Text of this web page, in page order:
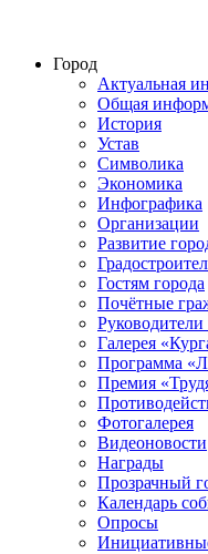
Город
Актуальная
Общая
История
Устав
Символика
Экономика
Инфографика
Организации
Развитие
Гостям города
Почётные
Руководители
Галерея
Программа
Премия
Фотогалерея
Видеоновости
Награды
Прозрачный
Календарь
Опросы